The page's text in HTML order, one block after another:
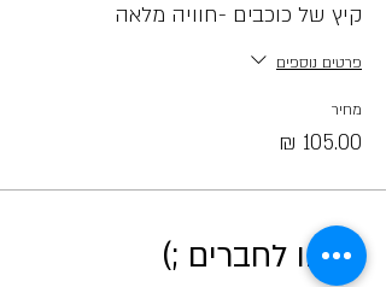
קיץ של כוכבים -חוויה מלאה
פרטים נוספים
מחיר
קראו לחברים ;)